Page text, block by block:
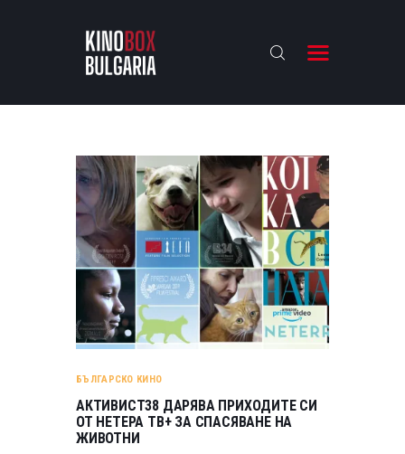
KINOBOX BULGARIA
АНАЛИЗИ
БАХТИ НАГРАДИТЕ
ИНТЕРВЮТА
ЗА НАС
БЪЛГАРСКО КИНО
АКТИВИСТ38 ДАРЯВА ПРИХОДИТЕ СИ
ОТ НЕТЕРА ТВ+ ЗА СПАСЯВАНЕ НА
ЖИВОТНИ